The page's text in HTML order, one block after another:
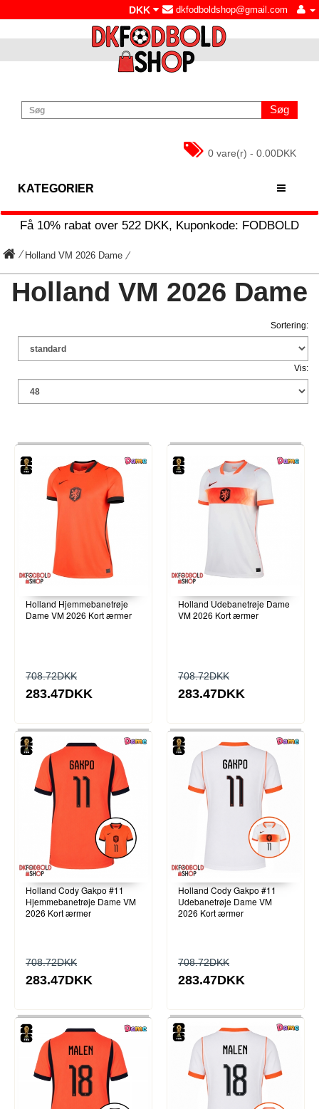
dkfodboldshop@gmail.com
DKK
Søg
0 vare(r) - 0.00DKK
KATEGORIER
Få 10% rabat over 522 DKK, Kuponkode: FODBOLD
Holland VM 2026 Dame
Holland VM 2026 Dame
Sortering:
Vis:
Holland Hjemmebanetrøje
Dame VM 2026 Kort ærmer
708.72DKK
283.47DKK
Holland Udebanetrøje Dame
VM 2026 Kort ærmer
708.72DKK
283.47DKK
Holland Cody Gakpo #11
Hjemmebanetrøje Dame VM
2026 Kort ærmer
708.72DKK
283.47DKK
Holland Cody Gakpo #11
Udebanetrøje Dame VM
2026 Kort ærmer
708.72DKK
283.47DKK